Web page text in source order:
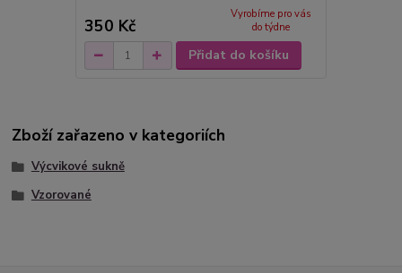
350 Kč
Vyrobíme pro vás
do týdne
Přidat do košíku
Zboží zařazeno v kategoriích
Výcvikové sukně
Vzorované